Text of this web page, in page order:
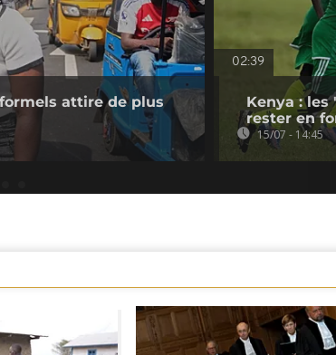
attire de plus
02:39
Kenya : les
rester en
15/07 - 14:45